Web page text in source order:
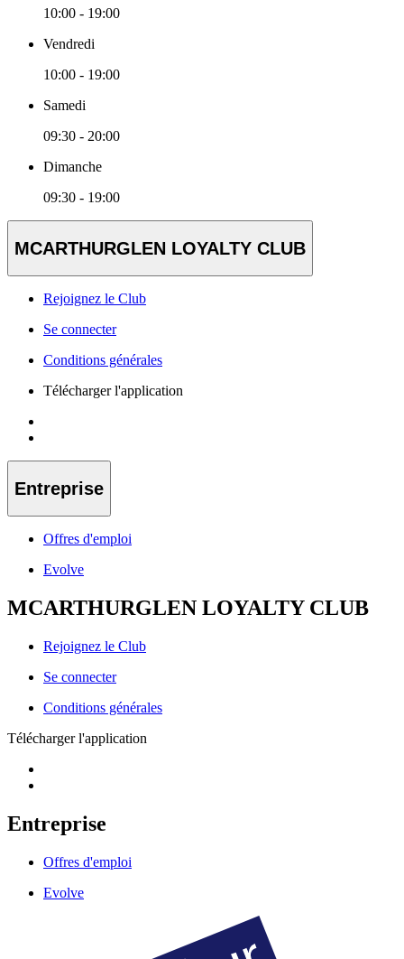
10:00 - 19:00
Vendredi
10:00 - 19:00
Samedi
09:30 - 20:00
Dimanche
09:30 - 19:00
MCARTHURGLEN LOYALTY CLUB
Rejoignez le Club
Se connecter
Conditions générales
Télécharger l'application
Entreprise
Offres d'emploi
Evolve
MCARTHURGLEN LOYALTY CLUB
Rejoignez le Club
Se connecter
Conditions générales
Télécharger l'application
Entreprise
Offres d'emploi
Evolve